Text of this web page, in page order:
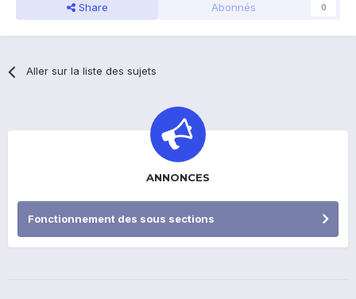
Share Abonnés 0
Aller sur la liste des sujets
ANNONCES
Fonctionnement des sous sections